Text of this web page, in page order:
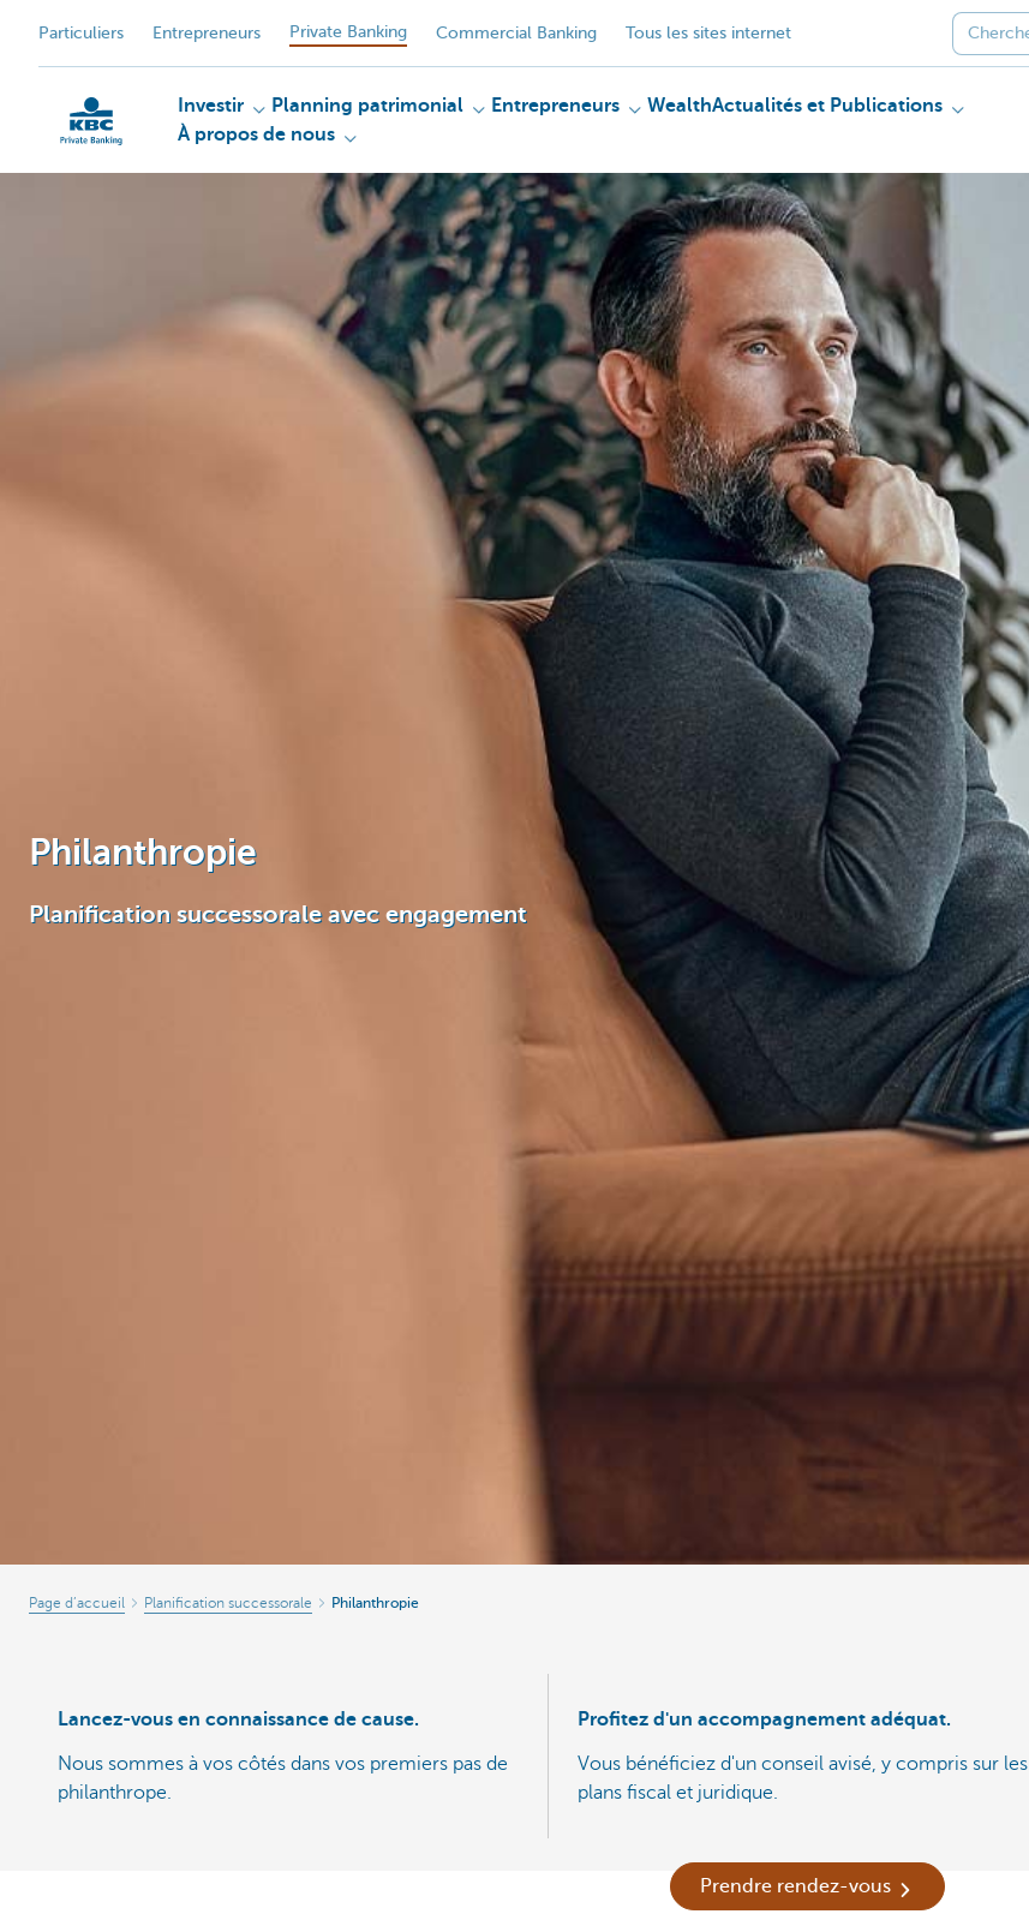
Particuliers Entrepreneurs Private Banking Commercial Banking Tous les sites internet
Investir Planning patrimonial Entrepreneurs WealthActualités et Publications
À propos de nous
Philanthropie
Planification successorale avec engagement
Page d’accueil Planification successorale Philanthropie
Lancez-vous en connaissance de cause.
Nous sommes à vos côtés dans vos premiers pas de
philanthrope.
Profitez d'un accompagnement adéquat.
Vous bénéficiez d'un conseil avisé, y compris sur les
plans fiscal et juridique.
Prendre rendez-vous